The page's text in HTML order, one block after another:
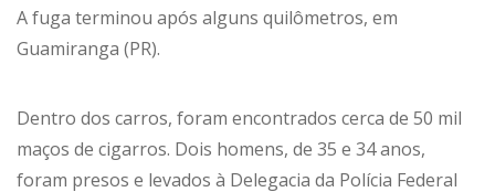
A fuga terminou após alguns quilômetros, em
Guamiranga (PR).
Dentro dos carros, foram encontrados cerca de 50 mil
maços de cigarros. Dois homens, de 35 e 34 anos,
foram presos e levados à Delegacia da Polícia Federal